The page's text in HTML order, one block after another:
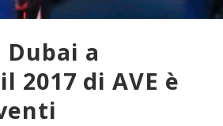
Dubai a
2017 di AVE è